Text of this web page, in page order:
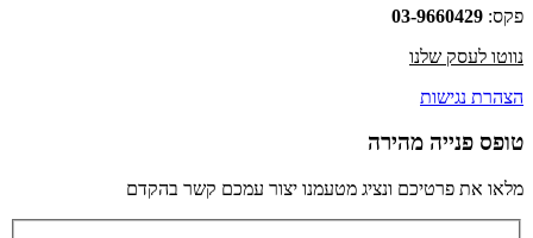
פקס: 03-9660429
נווטו לעסק שלנו
הצהרת נגישות
טופס פנייה מהירה
מלאו את פרטיכם ונציג מטעמנו יצור עמכם קשר בהקדם